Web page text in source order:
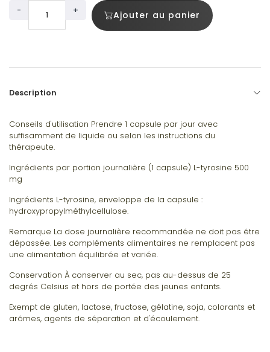
- + Ajouter au panier
Description
Conseils d'utilisation Prendre 1 capsule par jour avec
suffisamment de liquide ou selon les instructions du
thérapeute.
Ingrédients par portion journalière (1 capsule) L-tyrosine 500
mg
Ingrédients L-tyrosine, enveloppe de la capsule :
hydroxypropylméthylcellulose.
Remarque La dose journalière recommandée ne doit pas être
dépassée. Les compléments alimentaires ne remplacent pas
une alimentation équilibrée et variée.
Conservation À conserver au sec, pas au-dessus de 25
degrés Celsius et hors de portée des jeunes enfants.
Exempt de gluten, lactose, fructose, gélatine, soja, colorants et
arômes, agents de séparation et d'écoulement.